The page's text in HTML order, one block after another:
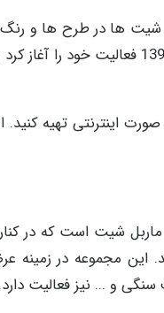
شیت ها در طرح ها و
رضایت مشتریان بسیاری را به خود جلب کند. این
اینترنتی تهیه
ماربل شیت است که در
این مجموعه در زمینه
سنگی و ... نیز فعالیت دارد.